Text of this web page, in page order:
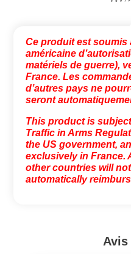
Ce produit est soumis
américaine
matériels de guerre),
France. Les
d’autres pays ne
seront
This product is
Traffic in Arms
the US government,
exclusively in France.
other countries will
automatically
Avis